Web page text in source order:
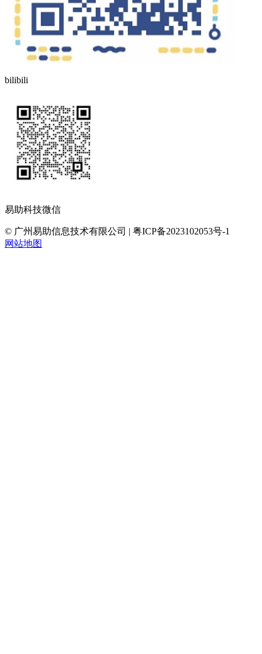
bilibili
易助科技微信
© 广州易助信息技术有限公司 | 粤ICP备2023102053号-1
网站地图